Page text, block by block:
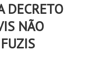
DECRETO
NÃO